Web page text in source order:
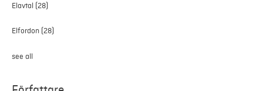
Elavtal (28)
Elfordon (28)
see all